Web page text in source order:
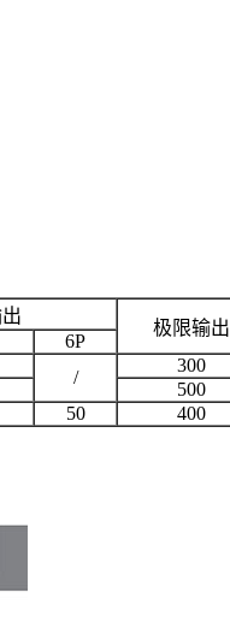
极限输出
6P
/
300
500
50 400